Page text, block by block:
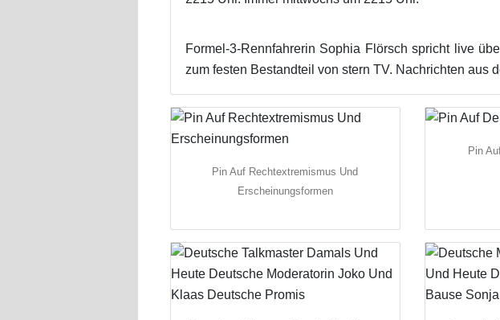
Formel-3-Rennfahrerin Sophia Flörsch spricht live
zum festen Bestandteil von stern TV. Nachrichten aus
Pin Auf Rechtextremismus Und
Erscheinungsformen
Pin